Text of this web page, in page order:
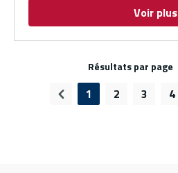
Voir plus
Résultats par page
Page précédente
1 2 3 4